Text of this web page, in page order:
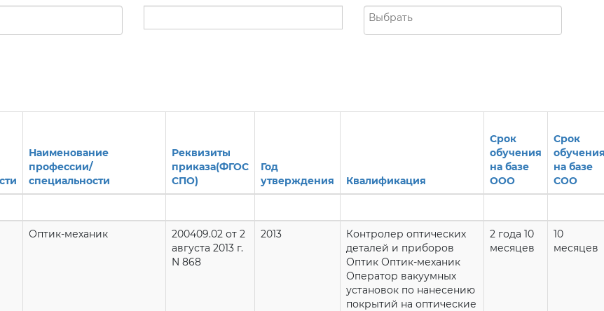
Наименование
профессии/
специальности
Реквизиты
приказа(ФГОС
СПО)
Год
утверждения
Квалификация
Срок
обучения
на базе
ООО
Срок
на базе
СОО
Оптик-механик
200409.02 от 2
августа 2013 г.
N 868
2013
Контролер оптических
деталей и приборов
Оптик Оптик-механик
Оператор вакуумных
установок по нанесению
покрытий на оптические
2 года 10
месяцев
10
месяцев